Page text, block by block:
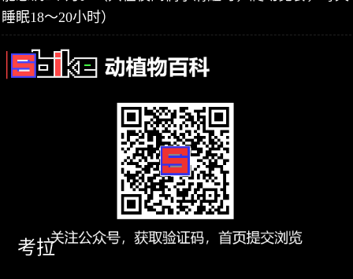
睡眠18～20小时）
考拉